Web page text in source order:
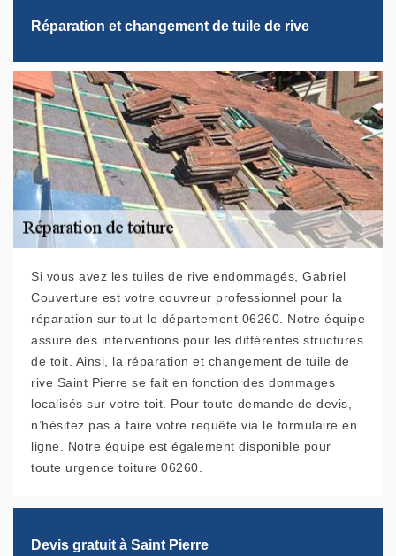
Réparation et changement de tuile de rive
Si vous avez les tuiles de rive endommagés, Gabriel
Couverture est votre couvreur professionnel pour la
réparation sur tout le département 06260. Notre équipe
assure des interventions pour les différentes structures
de toit. Ainsi, la réparation et changement de tuile de
rive Saint Pierre se fait en fonction des dommages
localisés sur votre toit. Pour toute demande de devis,
n’hésitez pas à faire votre requête via le formulaire en
ligne. Notre équipe est également disponible pour
toute urgence toiture 06260.
Devis gratuit à Saint Pierre